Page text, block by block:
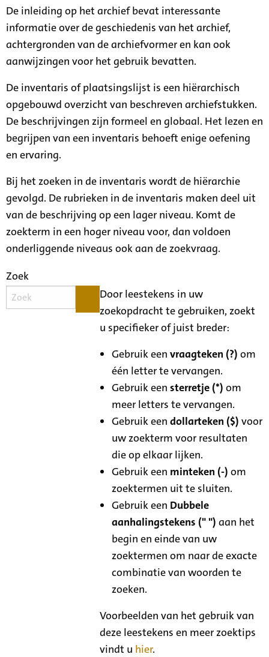
De inleiding op het archief bevat interessante
informatie over de geschiedenis van het archief,
achtergronden van de archiefvormer en kan ook
aanwijzingen voor het gebruik bevatten.
De inventaris of plaatsingslijst is een hiërarchisch
opgebouwd overzicht van beschreven archiefstukken.
De beschrijvingen zijn formeel en globaal. Het lezen en
begrijpen van een inventaris behoeft enige oefening
en ervaring.
Bij het zoeken in de inventaris wordt de hiërarchie
gevolgd. De rubrieken in de inventaris maken deel uit
van de beschrijving op een lager niveau. Komt de
zoekterm in een hoger niveau voor, dan voldoen
onderliggende niveaus ook aan de zoekvraag.
Zoek
Door leestekens in uw
zoekopdracht te gebruiken, zoekt
u specifieker of juist breder:
Gebruik eenvraagteken (?) om
één letter te vervangen.
Gebruik eensterretje (*) om
meer letters te vervangen.
Gebruik eendollarteken ($) voor
uw zoekterm voor resultaten
die op elkaar lijken.
Gebruik een minteken (-) om
zoektermen uit te sluiten.
Gebruik een Dubbele
aanhalingstekens (" ") aan het
begin en einde van uw
zoektermen om naar de exacte
combinatie van woorden te
zoeken.
Voorbeelden van het gebruik van
deze leestekens en meer zoektips
vindt u hier.